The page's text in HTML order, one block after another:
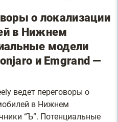
о локализации
в Нижнем
модели
и Emgrand —
ведет переговоры о
в Нижнем
“Ъ”. Потенциальные